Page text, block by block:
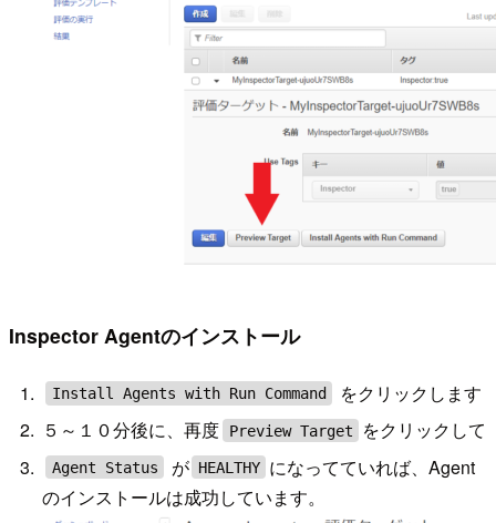
Inspector Agentのインストール
Install Agents with Run Command
をクリックします
５～１０分後に、再度
Preview Target をクリックして
Agent Status が HEALTHY になってていれば、Agent
のインストールは成功しています。